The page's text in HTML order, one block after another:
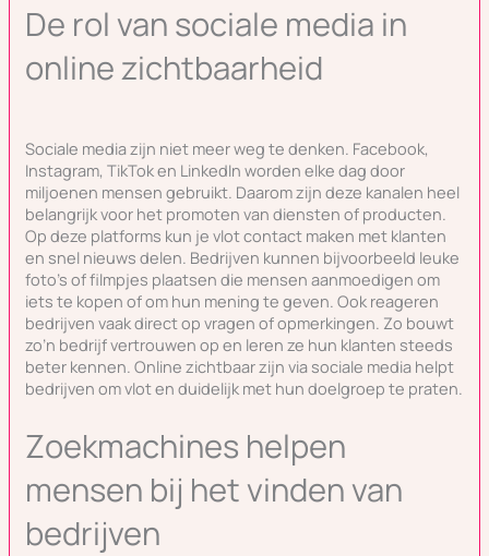
De rol van sociale media in
online zichtbaarheid
Sociale media zijn niet meer weg te denken. Facebook,
Instagram, TikTok en LinkedIn worden elke dag door
miljoenen mensen gebruikt. Daarom zijn deze kanalen heel
belangrijk voor het promoten van diensten of producten.
Op deze platforms kun je vlot contact maken met klanten
en snel nieuws delen. Bedrijven kunnen bijvoorbeeld leuke
foto’s of filmpjes plaatsen die mensen aanmoedigen om
iets te kopen of om hun mening te geven. Ook reageren
bedrijven vaak direct op vragen of opmerkingen. Zo bouwt
zo’n bedrijf vertrouwen op en leren ze hun klanten steeds
beter kennen. Online zichtbaar zijn via sociale media helpt
bedrijven om vlot en duidelijk met hun doelgroep te praten.
Zoekmachines helpen
mensen bij het vinden van
bedrijven